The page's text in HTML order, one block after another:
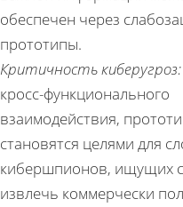
обеспечен через
прототипы.
Критичность киберугроз:
кросс-функционального
взаимодействия,
становятся целями для
кибершпионов, ищущих
извлечь коммерчески